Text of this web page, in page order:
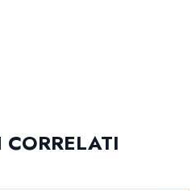
CORRELATI